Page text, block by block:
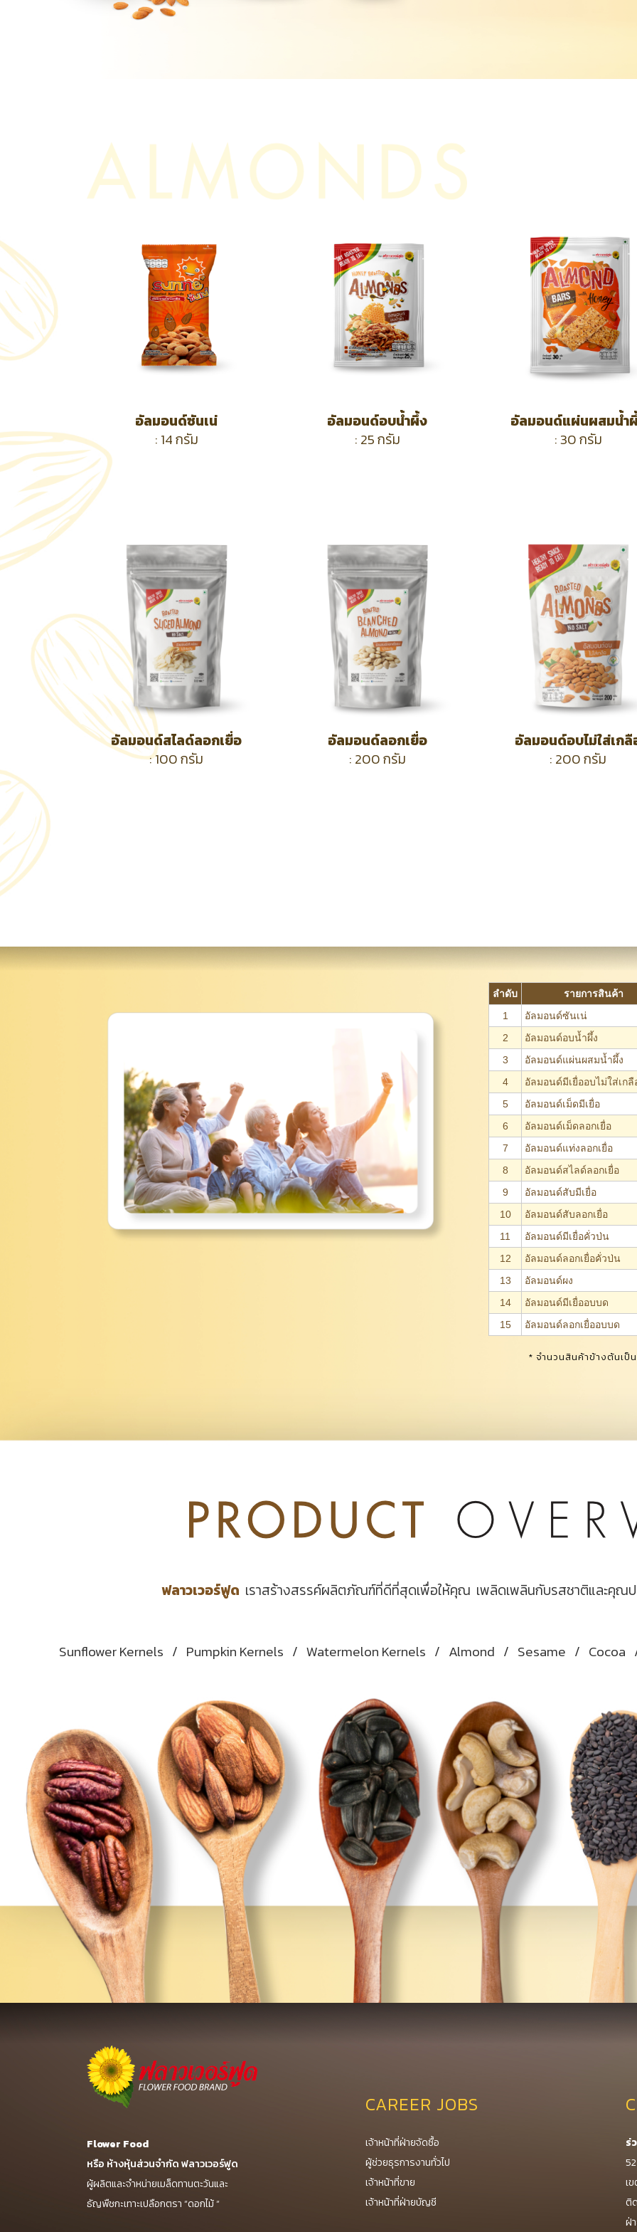
อัลมอนด์ซันเน่
: 14กรัม
อัลมอนด์อบน้ำผึ้ง
: 25 กรัม
อัลมอนด์แผ่นผสมน้ำ
: 30 กรัม
อัลมอนด์สไลด์ลอกเยื่อ
: 100 กรัม
อัลมอนด์ลอกเยื่อ
: 200 กรัม
อัลมอนด์อบไม่ใส่เก
: 200 กรัม
ลำดับ
รายการสินค้า
1
อัลมอนด์ซันเน่
2
อัลมอนด์อบน้ำผึ้ง
3
อัลมอนด์แผ่นผสมน้ำผึ้ง
4
อัลมอนด์มีเยื่ออบไม่ใส่เกลื
5
อัลมอนด์เม็ดมีเยื่อ
6
อัลมอนด์เม็ดลอกเยื่อ
7
อัลมอนด์แท่งลอกเยื่อ
8
อัลมอนด์สไลด์ลอกเยื่อ
9
อัลมอนด์สับมีเยื่อ
10
อัลมอนด์สับลอกเยื่อ
11
อัลมอนด์มีเยื่อคั่วป่น
12
อัลมอนด์ลอกเยื่อคั่วป่น
13
อัลมอนด์ผง
14
อัลมอนด์มีเยื่ออบบด
15
อัลมอนด์ลอกเยื่ออบบด
* จำนวนสินค้าข้างต้นเ
ฟลาวเวอร์ฟูด เราสร้างสรรค์ผลิตภัณฑ์ที่ดีที่สุดเพื่อให้คุณ เพลิดเพลินกับรสชาติและคุ
Sunflower Kernels / Pumpkin Kernels / Watermelon Kernels / Almond / Sesame / Cocoa
Flower Food
หรือ ห้างหุ้นส่วนจำกัด ฟลาวเวอร์ฟูด
ผู้ผลิตและจำหน่ายเมล็ดทานตะวันและ
ธัญพืชกะเทาะเปลือกตรา “ดอกไม้ “
CAREER JOBS
เจ้าหน้าที่ฝ่ายจัดซื้อ
ผู้ช่วยธุรการงานทั่วไป
เจ้าหน้าที่ขาย
เจ้าหน้าที่ฝ่ายบัญชี
ร่
เ
ติ
ฝ่